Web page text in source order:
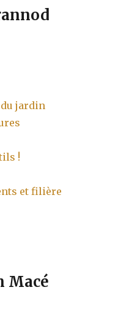
jardin
!
et filière
Macé